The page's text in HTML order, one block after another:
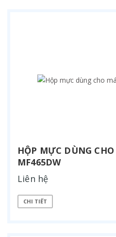
HỘP MỰC DÙNG
MF465DW
Liên hệ
CHI TIẾT